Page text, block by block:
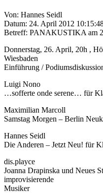
Von: Hannes Seidl
Datum: 24. April 2012
Betreff: PANAKUSTIKA am
Donnerstag, 26. April, 20h ,
Wiesbaden
Einführung /
Luigi Nono
…sofferte onde serene… für
Maximilian Marcoll
Samstag Morgen – Berlin
Hannes Seidl
Die Anderen – Jetzt Neu! für
dis.playce
Joanna Drapinska und Neues
improvisierende
Musiker